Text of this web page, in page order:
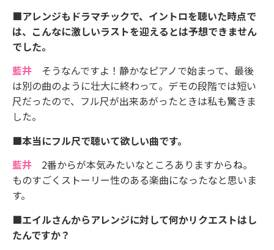
■アレンジもドラマチックで、イントロを聴いた時点で
は、こんなに激しいラストを迎えるとは予想できません
でした。
藍井 そうなんですよ！静かなピアノで始まって、最後
は別の曲のように壮大に終わって。デモの段階では短い
尺だったので、フル尺が出来あがったときは私も驚きま
した。
■本当にフル尺で聴いて欲しい曲です。
藍井 2番からが本気みたいなところありますからね。
ものすごくストーリー性のある楽曲になったなと思いま
す。
■エイルさんからアレンジに対して何かリクエストはし
たんですか？